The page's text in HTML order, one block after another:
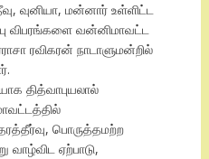
வுனியா, மன்னார் உள்ளிட்ட
விபரங்களை வன்னிமாவட்ட
ரவிகரன் நாடாளுமன்றில்
தித்வாபுயலால்
பொருத்தமற்ற
வாழ்விட ஏற்பாடு,